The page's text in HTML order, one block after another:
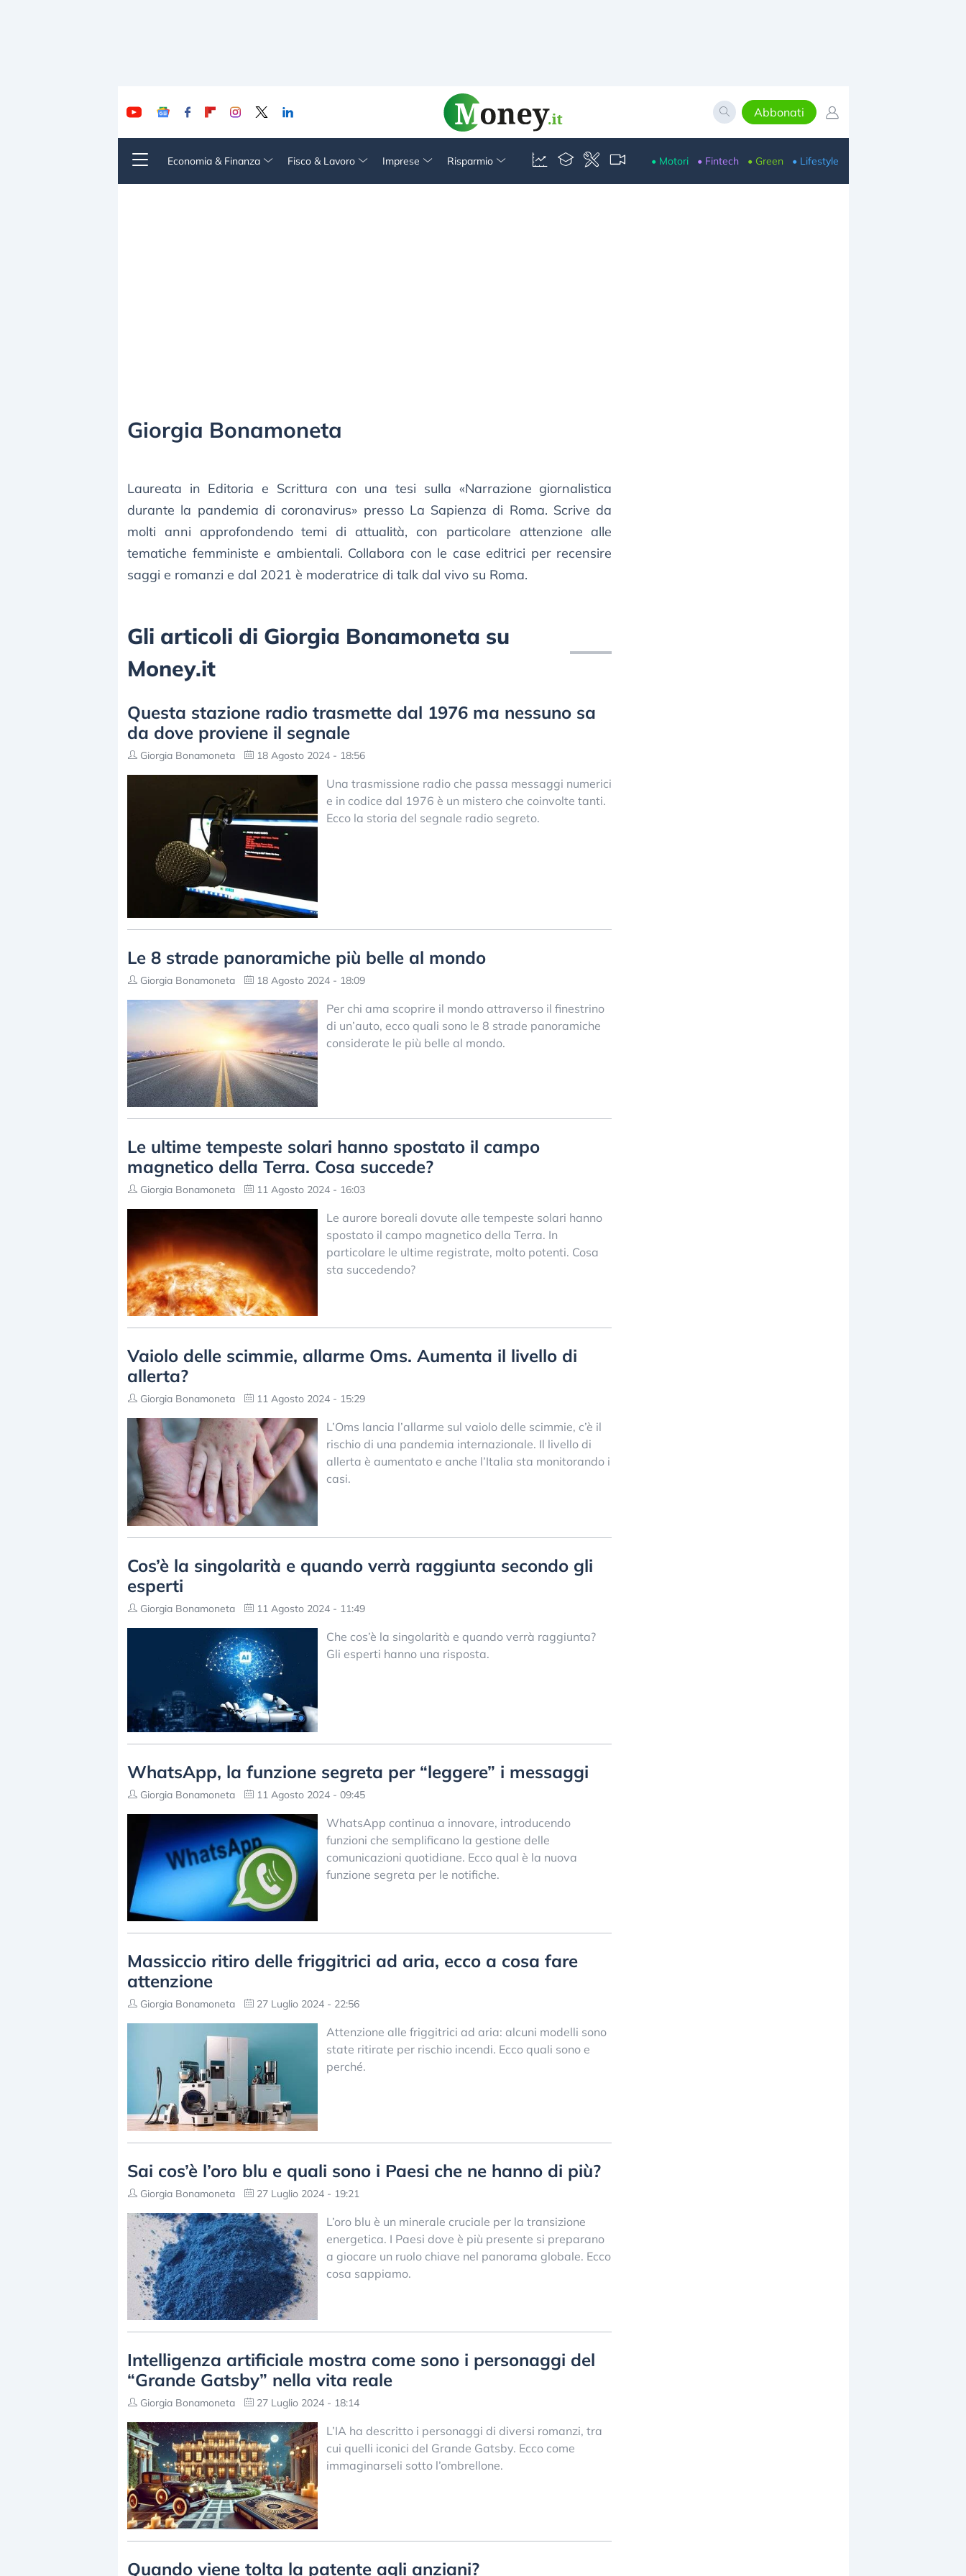
Abbonati
Economia & Finanza Fisco & Lavoro Imprese Risparmio • Motori • Fintech • Green • Lifestyle
Giorgia Bonamoneta
Laureata in Editoria e Scrittura con una tesi sulla «Narrazione giornalistica
durante la pandemia di coronavirus» presso La Sapienza di Roma. Scrive da
molti anni approfondendo temi di attualità, con particolare attenzione alle
tematiche femministe e ambientali. Collabora con le case editrici per recensire
saggi e romanzi e dal 2021 è moderatrice di talk dal vivo su Roma.
Gli articoli di Giorgia Bonamoneta su
Money.it
Questa stazione radio trasmette dal 1976 ma nessuno sa
da dove proviene il segnale
Giorgia Bonamoneta 18 Agosto 2024 - 18:56
Una trasmissione radio che passa messaggi numerici
e in codice dal 1976 è un mistero che coinvolte tanti.
Ecco la storia del segnale radio segreto.
Le 8 strade panoramiche più belle al mondo
Giorgia Bonamoneta 18 Agosto 2024 - 18:09
Per chi ama scoprire il mondo attraverso il finestrino
di un’auto, ecco quali sono le 8 strade panoramiche
considerate le più belle al mondo.
Le ultime tempeste solari hanno spostato il campo
magnetico della Terra. Cosa succede?
Giorgia Bonamoneta 11 Agosto 2024 - 16:03
Le aurore boreali dovute alle tempeste solari hanno
spostato il campo magnetico della Terra. In
particolare le ultime registrate, molto potenti. Cosa
sta succedendo?
Vaiolo delle scimmie, allarme Oms. Aumenta il livello di
allerta?
Giorgia Bonamoneta 11 Agosto 2024 - 15:29
L’Oms lancia l’allarme sul vaiolo delle scimmie, c’è il
rischio di una pandemia internazionale. Il livello di
allerta è aumentato e anche l’Italia sta monitorando i
casi.
Cos’è la singolarità e quando verrà raggiunta secondo gli
esperti
Giorgia Bonamoneta 11 Agosto 2024 - 11:49
Che cos’è la singolarità e quando verrà raggiunta?
Gli esperti hanno una risposta.
WhatsApp, la funzione segreta per “leggere” i messaggi
Giorgia Bonamoneta 11 Agosto 2024 - 09:45
WhatsApp continua a innovare, introducendo
funzioni che semplificano la gestione delle
comunicazioni quotidiane. Ecco qual è la nuova
funzione segreta per le notifiche.
Massiccio ritiro delle friggitrici ad aria, ecco a cosa fare
attenzione
Giorgia Bonamoneta 27 Luglio 2024 - 22:56
Attenzione alle friggitrici ad aria: alcuni modelli sono
state ritirate per rischio incendi. Ecco quali sono e
perché.
Sai cos’è l’oro blu e quali sono i Paesi che ne hanno di più?
Giorgia Bonamoneta 27 Luglio 2024 - 19:21
L’oro blu è un minerale cruciale per la transizione
energetica. I Paesi dove è più presente si preparano
a giocare un ruolo chiave nel panorama globale. Ecco
cosa sappiamo.
Intelligenza artificiale mostra come sono i personaggi del
“Grande Gatsby” nella vita reale
Giorgia Bonamoneta 27 Luglio 2024 - 18:14
L’IA ha descritto i personaggi di diversi romanzi, tra
cui quelli iconici del Grande Gatsby. Ecco come
immaginarseli sotto l’ombrellone.
Quando viene tolta la patente agli anziani?